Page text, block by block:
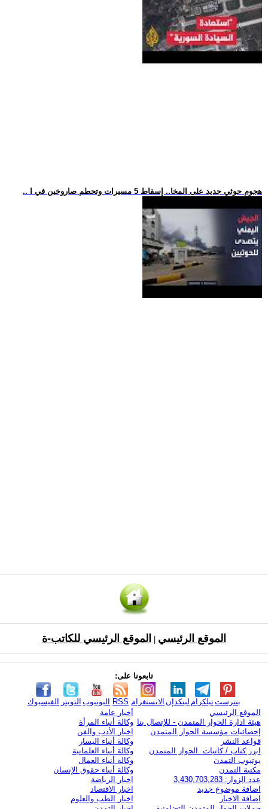
.. هجوم حوثي جديد على المخا.. إسقاط 5 مسيرات وتحطم صاروخين في ا
الموقع الرئيسي الموقع الرئيسي للكاتب-ة
تابعونا على:
الفيسبوك التويتر اليوتيوب RSS الانستغرام لينكدإن تيلكرامبنترست
الموقع الرئيسي
هيئة ادارة الحوار المتمدن - للإتصال بنا
إحصائيات مؤسسة الحوار المتمدن
قواعد النشر
ابرز كتاب / كاتبات الحوار المتمدن
يوتيوب التمدن
مكتبة التمدن
عدد الزوار: 3,430,703,283
اضافة موضوع جديد
اضافة الاخبار
أخبار عامة
وكالة أنباء المرأة
اخبار الأدب والفن
وكالة أنباء اليسار
وكالة أنباء العلمانية
وكالة أنباء العمال
وكالة أنباء حقوق الإنسان
اخبار الرياضة
اخبار الاقتصاد
اخبار الطب والعلوم